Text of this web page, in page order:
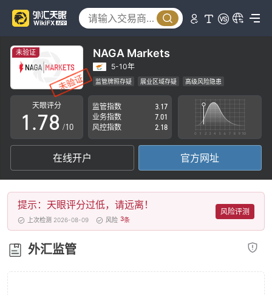
未验证 NAGA Markets
5-10年
监管牌照存疑 展业区域存疑 高级风险隐患
天眼评分
0
1
2
3
4
5
6
7
.
3
4
5
6
7
8
9
4
5
6
7
8
9
/10
监管指数
3.17
业务指数
7.01
风控指数
2.18
在线开户 官方网址
提示：天眼评分过低，请远离！
上次检测 2026-08-09 风险 3条
风险评测
外汇监管